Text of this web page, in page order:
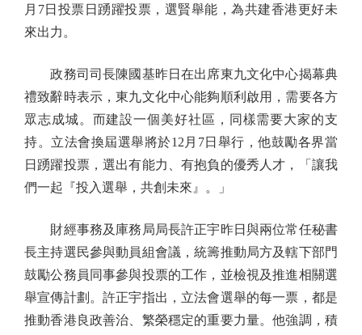
月7日投票日踴躍投票，選賢舉能，為共建香港更好未
來出力。
政務司司長陳國基昨日在出席東九文化中心揭幕典
禮致辭時表示，東九文化中心能夠順利啟用，需要各方
眾志成城。而建設一個美好社區，同樣需要大家的支
持。立法會換屆選舉將於12月7日舉行，他鼓勵各界當
日踴躍投票，選出有能力、有抱負的優秀人才，「讓我
們一起『投入選舉，共創未來』。」
財經事務及庫務局局長許正宇昨日與兩位常任秘書
長主持選民參與動員組會議，統籌推動局方及轄下部門
鼓勵公務員同事參與投票的工作，並檢視及推進相關選
舉宣傳計劃。許正宇指出，立法會選舉的每一票，都是
推動香港良政善治、繁榮穩定的重要力量。他強調，積